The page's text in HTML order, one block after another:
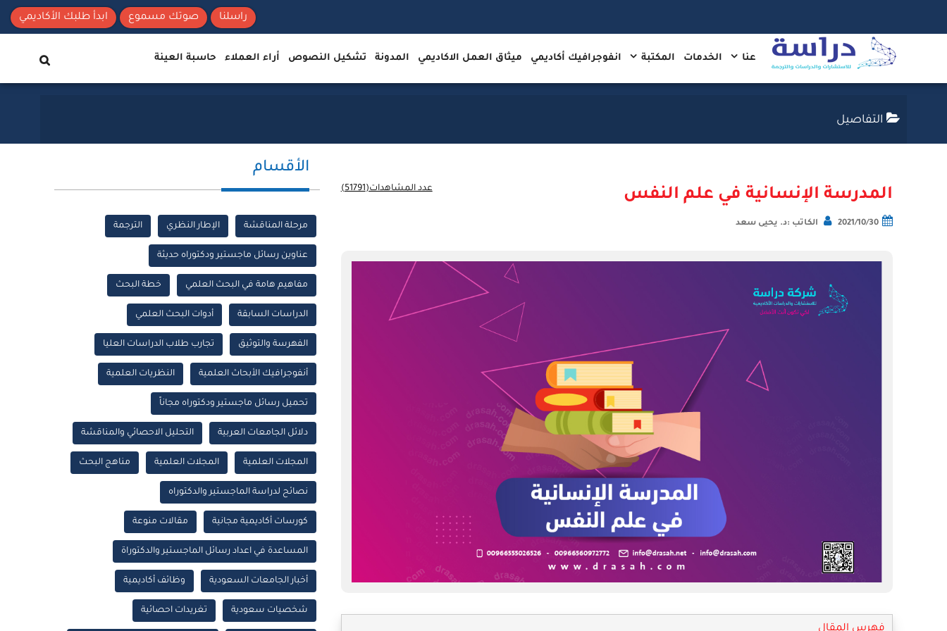
ابدأ طلبك الأكاديمي صوتك مسموع راسلنا
عنا الخدمات المكتبة انفوجرافيك أكاديمي ميثاق العمل الاكاديمي المدونة تشكيل النصوص أراء العملاء حاسبة العينة
التفاصيل
المدرسة الإنسانية في علم النفس
2021/10/30 الكاتب :د. يحيى سعد
عدد المشاهدات(51791)
الأقسام
مرحلة المناقشة الإطار النظري الترجمة
عناوين رسائل ماجستير ودكتوراه حديثة
مفاهيم هامة في البحث العلمي خطة البحث
الدراسات السابقة أدوات البحث العلمي
الفهرسة والتوثيق تجارب طلاب الدراسات العليا
أنفوجرافيك الأبحاث العلمية النظريات العلمية
تحميل رسائل ماجستير ودكتوراه مجاناً
دلائل الجامعات العربية التحليل الاحصائي والمناقشة
المجلات العلمية المجلات العلمية مناهج البحث
نصائح لدراسة الماجستير والدكتوراه
كورسات أكاديمية مجانية مقالات منوعة
المساعدة في اعداد رسائل الماجستير والدكتوراة
أخبار الجامعات السعودية وظائف أكاديمية
شخصيات سعودية تغريدات احصائية